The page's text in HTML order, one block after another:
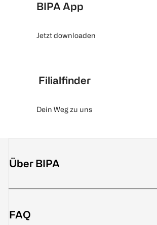
BIPA App
Jetzt downloaden
Filialfinder
Dein Weg zu uns
Über BIPA
FAQ